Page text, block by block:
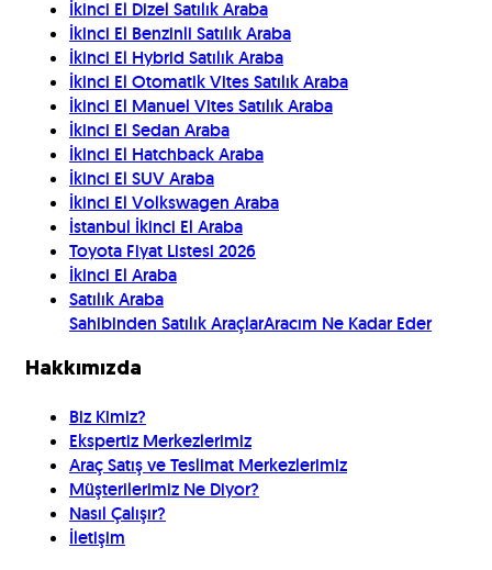
İkinci El Dizel Satılık Araba
İkinci El Benzinli Satılık Araba
İkinci El Hybrid Satılık Araba
İkinci El Otomatik Vites Satılık Araba
İkinci El Manuel Vites Satılık Araba
İkinci El Sedan Araba
İkinci El Hatchback Araba
İkinci El SUV Araba
İkinci El Volkswagen Araba
İstanbul İkinci El Araba
Toyota Fiyat Listesi 2026
İkinci El Araba
Satılık Araba
Sahibinden Satılık AraçlarAracım Ne Kadar Eder
Hakkımızda
Biz Kimiz?
Ekspertiz Merkezlerimiz
Araç Satış ve Teslimat Merkezlerimiz
Müşterilerimiz Ne Diyor?
Nasıl Çalışır?
İletişim